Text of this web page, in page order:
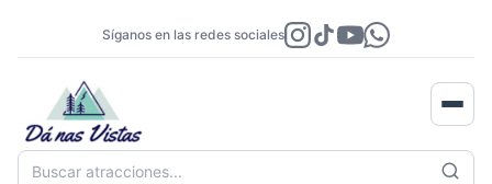
Síganos en las redes sociales
Buscar atracciones...